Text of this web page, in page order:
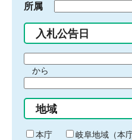
所属
入札公告日
間
始
り
から
間
終
わ
地域
本庁
岐阜地域（本